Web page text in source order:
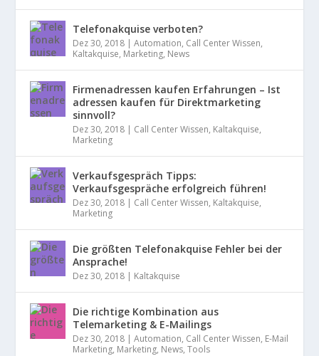
Telefonakquise verboten?
Dez 30, 2018 |Automation, Call Center Wissen,
Kaltakquise, Marketing, News
Firmenadressen kaufen Erfahrungen – Ist
adressen kaufen für Direktmarketing
sinnvoll?
Dez 30, 2018 | Call Center Wissen, Kaltakquise,
Marketing
Verkaufsgespräch Tipps:
Verkaufsgespräche erfolgreich führen!
Dez 30, 2018 | Call Center Wissen, Kaltakquise,
Marketing
Die größten Telefonakquise Fehler bei der
Ansprache!
Dez 30, 2018 | Kaltakquise
Die richtige Kombination aus
Telemarketing & E-Mailings
Dez 30, 2018 |Automation, Call Center Wissen, E-Mail
Marketing, Marketing, News,Tools